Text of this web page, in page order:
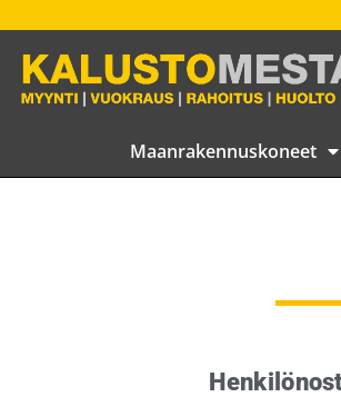
Maanrakennuskoneet